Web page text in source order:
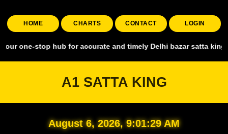
HOME CHARTS CONTACT LOGIN
hub for accurate and timely Delhi bazar satta king,
A1 SATTA KING
August 6, 2026, 9:01:30 AM